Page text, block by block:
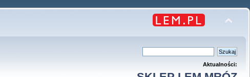
Aktualności: